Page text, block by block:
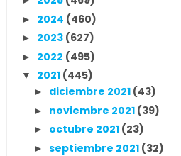
► 2024 (460)
► 2023 (627)
► 2022 (495)
▼ 2021 (445)
► diciembre 2021 (43)
► noviembre 2021 (39)
► octubre 2021 (23)
► septiembre 2021 (32)